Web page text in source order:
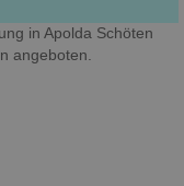
in Apolda Schöten
angeboten.